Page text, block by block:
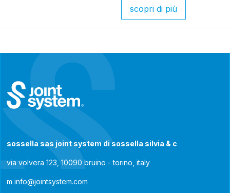
scopri di più
sossella sas joint system di sossella silvia & c
via volvera 123, 10090 bruino - torino, italy
m info@jointsystem.com